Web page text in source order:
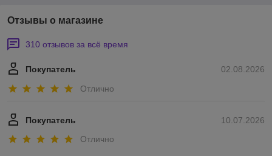
Отзывы о магазине
310 отзывов за всё время
02.08.2026
Покупатель
Отлично
10.07.2026
Покупатель
Отлично